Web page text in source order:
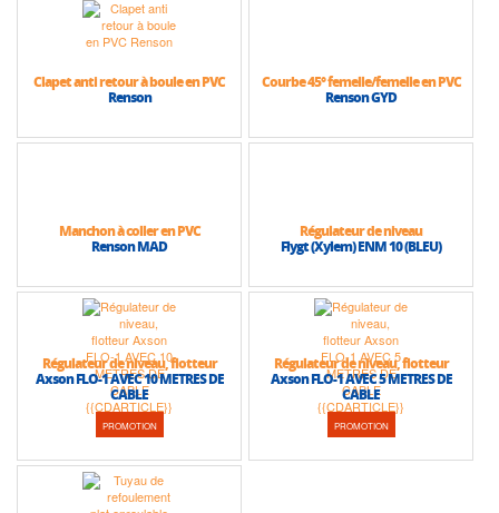
Clapet anti retour à boule en PVC
Renson
Courbe 45° femelle/femelle en PVC
Renson GYD
Manchon à coller en PVC
Renson MAD
Régulateur de niveau
Flygt (Xylem) ENM 10 (BLEU)
PROMOTION
Régulateur de niveau, flotteur
Axson FLO-1 AVEC 10 METRES DE
CABLE
PROMOTION
Régulateur de niveau, flotteur
Axson FLO-1 AVEC 5 METRES DE
CABLE